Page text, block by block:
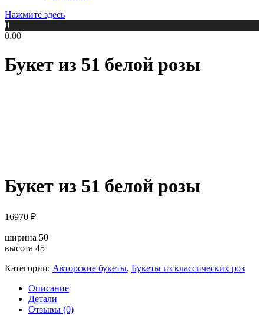
Нажмите здесь
0
0.00
Букет из 51 белой розы
Букет из 51 белой розы
16970 ₽
ширина 50
высота 45
Категории: Авторские букеты, Букеты из классических роз
Описание
Детали
Отзывы (0)